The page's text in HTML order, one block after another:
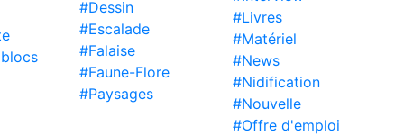
#Dessin
#Escalade
#Falaise
#Faune-Flore
#Paysages
#Livres
#Matériel
#News
#Nidification
#Nouvelle
#Offre d'emploi